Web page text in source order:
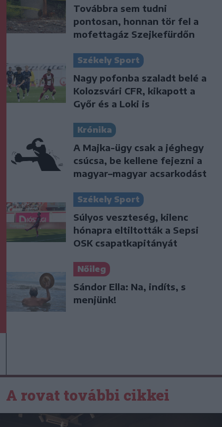
Továbbra sem tudni
pontosan, honnan tör fel a
mofettagáz Szejkefürdőn
Székely Sport
Nagy pofonba szaladt belé a
Kolozsvári CFR, kikapott a
Győr és a Loki is
Krónika
A Majka-ügy csak a jéghegy
csúcsa, be kellene fejezni a
magyar–magyar acsarkodást
Székely Sport
Súlyos veszteség, kilenc
hónapra eltiltották a Sepsi
OSK csapatkapitányát
Nőileg
Sándor Ella: Na, indíts, s
menjünk!
A rovat további cikkei